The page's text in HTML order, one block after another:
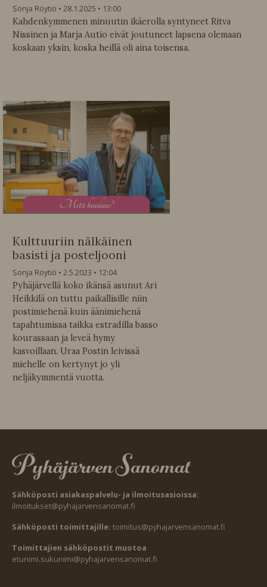
Sonja Röytiö 28.1.2025
13:00
Kahdenkymmenen minuutin ikäerolla syntyneet Ritva
Nissinen ja Marja Autio eivät joutuneet lapsena olemaan
koskaan yksin, koska heillä oli aina toisensa.
Mitä kuuluu?
Kulttuuriin nälkäinen
basisti ja posteljooni
Sonja Röytiö 2.5.2023
12:04
Pyhäjärvellä koko ikänsä asunut Ari
Heikkilä on tuttu paikallisille niin
postimiehenä kuin äänimiehenä
tapahtumissa taikka estradilla basso
kourassaan ja leveä hymy
kasvoillaan. Uraa Postin leivissä
miehelle on kertynyt jo yli
neljäkymmentä vuotta.
Sähköposti asiakaspalvelu- ja ilmoitusasioissa:
ilmoitukset@pyhajarvensanomat.fi
Sähköposti toimittajille: toimitus@pyhajarvensanomat.fi
Toimittajien sähköpostit muotoa
etunimi.sukunimi@pyhajarvensanomat.fi